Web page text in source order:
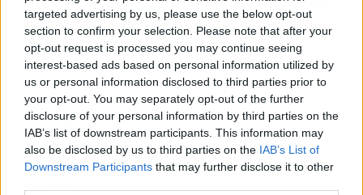
targeted advertising by us, please use the below opt-out
section to confirm your selection. Please note that after your
opt-out request is processed you may continue seeing
interest-based ads based on personal information utilized by
us or personal information disclosed to third parties prior to
your opt-out. You may separately opt-out of the further
disclosure of your personal information by third parties on the
IAB’s list of downstream participants. This information may
also be disclosed by us to third parties on the IAB’s List of
Downstream Participants that may further disclose it to other
será otro demo day para la galería — otra vez.
El resumen para vagos (TL;DR)
🎯¿Qué ha pasado?OpenAI lanzó Daybreak, una IA de
ciberseguridad que compite con Claude Mythos.
🔥 ¿Por qué importa?Porque promete eliminar
vulnerabilidades desde el diseño del software, sin intervención